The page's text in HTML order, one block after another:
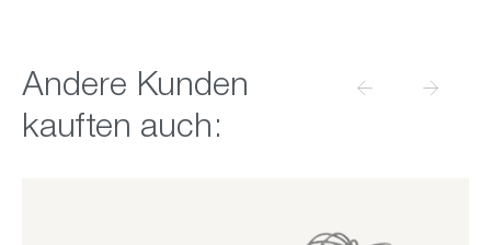
Produktgalerie überspringen
Andere Kunden
kauften auch: